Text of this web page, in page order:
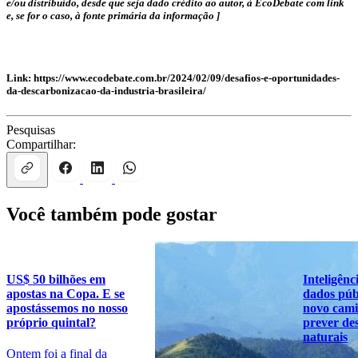
e/ou distribuído, desde que seja dado crédito ao autor, à EcoDebate com link
e, se for o caso, à fonte primária da informação ]
Link: https://www.ecodebate.com.br/2024/02/09/desafios-e-oportunidades-
da-descarbonizacao-da-industria-brasileira/
Pesquisas
Compartilhar:
Você também pode gostar
US$ 50 bilhões em
apostas na Copa. E se
apostássemos no nosso
próprio quintal?
Ontem foi a final da
dados
novo
prever
naturais